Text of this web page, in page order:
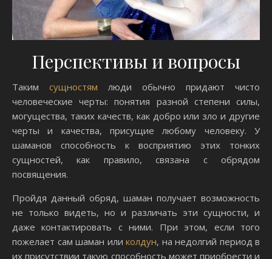
Перспективы и вопросы
Таким сущностям люди обычно придают чисто
человеческие черты: понятия разной степени силы,
могущества, таких качеств, как добро или зло и другие
черты и качества, присущие любому человеку. У
шаманов способность к восприятию этих тонких
сущностей, как правило, связана с обрядом
посвящения.
Пройдя данный обряд, шаман получает возможность
не только видеть, но и различать эти сущности, и
даже контактировать с ними. При этом, если того
пожелает сам шаман или колдун, на недолгий период в
их присутствии такую способность может приобрести и